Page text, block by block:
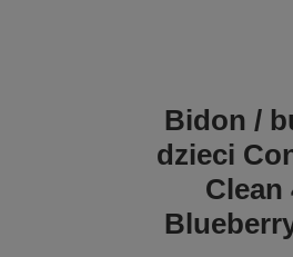
Bidon /
dzieci
Clean